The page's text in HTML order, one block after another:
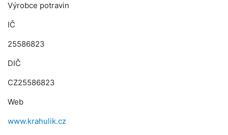
Výrobce potravin
IČ
25586823
DIČ
CZ25586823
Web
www.krahulik.cz